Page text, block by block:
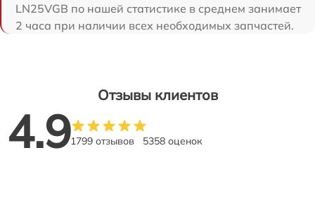
LN25VGB по нашей статистике в среднем занимает
2 часа при наличии всех необходимых запчастей.
Отзывы клиентов
4.91799 отзывов 5358 оценок